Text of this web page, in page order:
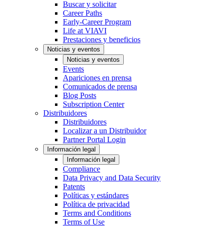
Buscar y solicitar
Career Paths
Early-Career Program
Life at VIAVI
Prestaciones y beneficios
Noticias y eventos
Noticias y eventos
Events
Apariciones en prensa
Comunicados de prensa
Blog Posts
Subscription Center
Distribuidores
Distribuidores
Localizar a un Distribuidor
Partner Portal Login
Información legal
Información legal
Compliance
Data Privacy and Data Security
Patents
Políticas y estándares
Política de privacidad
Terms and Conditions
Terms of Use